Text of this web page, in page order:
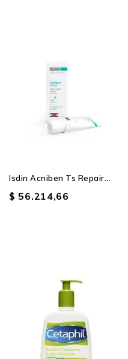
Isdin Acniben Ts Repair...
$ 56.214,66